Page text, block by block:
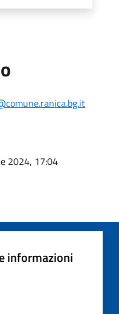
2024, 17:04
informazioni